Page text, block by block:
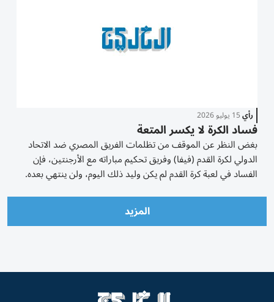
رأي15 يوليو 2026
فساد الكرة لا يكسر المتعة
بغض النظر عن الموقف من تظلمات الفريق المصري ضد الاتحاد
الدولي لكرة القدم (فيفا) وفريق تحكيم مباراته مع الأرجنتين، فإن
الفساد في لعبة كرة القدم لم يكن وليد ذلك اليوم، ولن ينتهي بعده.
مختلف أنحاء العالم بعد تعليق...المزيد